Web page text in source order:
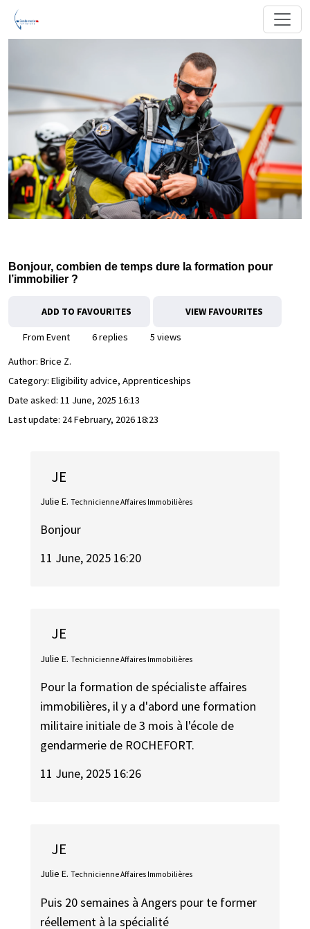
Bonjour, combien de temps dure la formation pour
l’immobilier ?
ADD TO FAVOURITES VIEW FAVOURITES
From Event 6 replies
5 views
Author: Brice Z.
Category: Eligibility advice, Apprenticeships
Date asked: 11 June, 2025 16:13
Last update: 24 February, 2026 18:23
JE
Julie E. Technicienne Affaires Immobilières
Bonjour
11 June, 2025 16:20
JE
Julie E. Technicienne Affaires Immobilières
Pour la formation de spécialiste affaires
immobilières, il y a d'abord une formation
militaire initiale de 3 mois à l'école de
gendarmerie de ROCHEFORT.
11 June, 2025 16:26
JE
Julie E. Technicienne Affaires Immobilières
Puis 20 semaines à Angers pour te former
réellement à la spécialité